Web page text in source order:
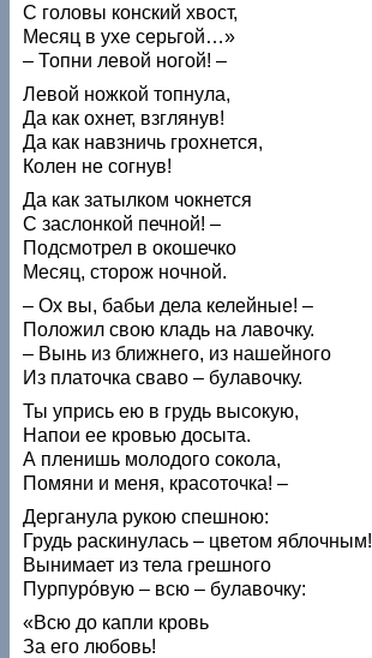
С головы конский хвост,
Месяц в ухе серьгой…»
– Топни левой ногой! –
Левой ножкой топнула,
Да как охнет, взглянув!
Да как навзничь грохнется,
Колен не согнув!
Да как затылком чокнется
С заслонкой печной! –
Подсмотрел в окошечко
Месяц, сторож ночной.
– Ох вы, бабьи дела келейные! –
Положил свою кладь на лавочку.
– Вынь из ближнего, из нашейного
Из платочка сваво – булавочку.
Ты упрись ею в грудь высокую,
Напои ее кровью досыта.
А пленишь молодого сокола,
Помяни и меня, красоточка! –
Дерганула рукою спешною:
Грудь раскинулась – цветом яблочным!
Вынимает из тела грешного
Пурпурóвую – всю – булавочку:
«Всю до капли кровь
За его любовь!